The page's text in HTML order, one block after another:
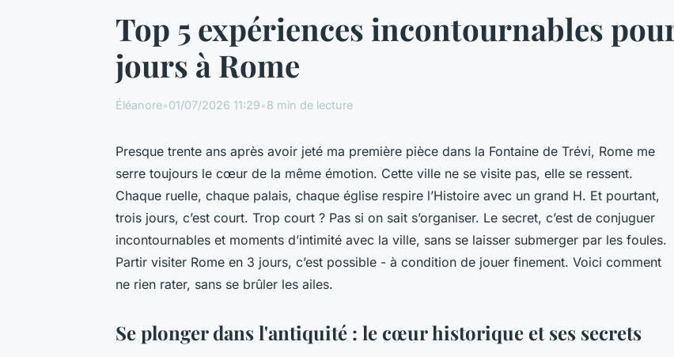
Top 5 expériences incontournables
jours à Rome
Éléanore•01/07/2026 11:29•8 min de lecture
Presque trente ans après avoir jeté ma première pièce dans la Fontaine de Trévi, Rome me
serre toujours le cœur de la même émotion. Cette ville ne se visite pas, elle se ressent.
Chaque ruelle, chaque palais, chaque église respire l’Histoire avec un grand H. Et pourtant,
trois jours, c’est court. Trop court ? Pas si on sait s’organiser. Le secret, c’est de conjuguer
incontournables et moments d’intimité avec la ville, sans se laisser submerger par les foules.
Partir visiter Rome en 3 jours, c’est possible - à condition de jouer finement. Voici comment
ne rien rater, sans se brûler les ailes.
Se plonger dans l'antiquité : le cœur historique et ses secrets